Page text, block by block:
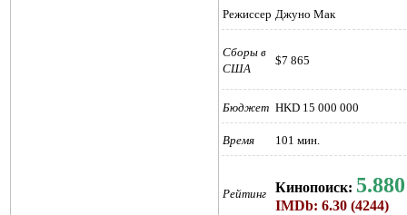
Режиссер Джуно Мак
Сборы в
США
$7 865
Бюджет HKD 15 000 000
Время 101 мин.
Рейтинг Кинопоиск: 5.880
IMDb: 6.30 (4244)